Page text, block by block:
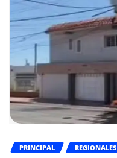
PRINCIPAL REGIONALES